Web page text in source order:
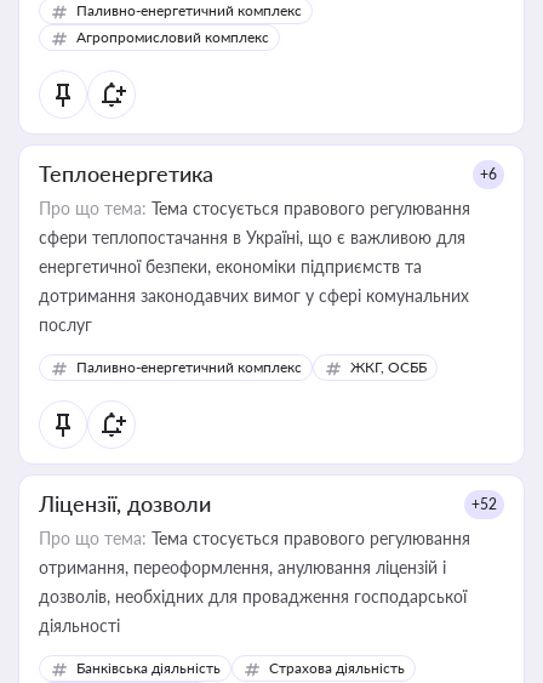
Паливно-енергетичний комплекс
Агропромисловий комплекс
Теплоенергетика +6
Про що тема: Тема стосується правового регулювання
сфери теплопостачання в Україні, що є важливою для
енергетичної безпеки, економіки підприємств та
дотримання законодавчих вимог у сфері комунальних
послуг
Паливно-енергетичний комплекс ЖКГ, ОСББ
Ліцензії, дозволи +52
Про що тема: Тема стосується правового регулювання
отримання, переоформлення, анулювання ліцензій і
дозволів, необхідних для провадження господарської
діяльності
Банківська діяльність
Страхова діяльність